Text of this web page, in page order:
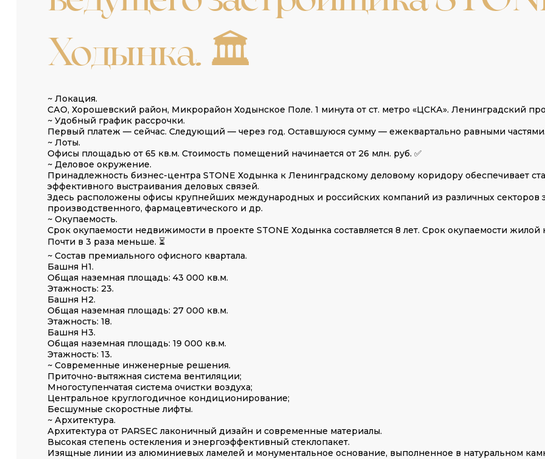
Ходынка. 🏛️
~ Локация.
САО, Хорошевский район, Микрорайон Ходынское Поле. 1 минута от ст. метро «ЦСКА». Ленинградский
~ Удобный график рассрочки.
Первый платеж — сейчас. Следующий — через год. Оставшуюся сумму — ежеквартально равными частями.
~ Лоты.
Офисы площадью от 65 кв.м. Стоимость помещений начинается от 26 млн. руб. ✅
~ Деловое окружение.
Принадлежность бизнес-центра STONE Ходынка к Ленинградскому деловому коридору обеспечивает
эффективного выстраивания деловых связей.
Здесь расположены офисы крупнейших международных и российских компаний из различных секторов
производственного, фармацевтического и др.
~ Окупаемость.
Срок окупаемости недвижимости в проекте STONE Ходынка составляется 8 лет. Срок окупаемости
Почти в 3 раза меньше. ⏳
~ Состав премиального офисного квартала.
Башня Н1.
Общая наземная площадь: 43 000 кв.м.
Этажность: 23.
Башня Н2.
Общая наземная площадь: 27 000 кв.м.
Этажность: 18.
Башня Н3.
Общая наземная площадь: 19 000 кв.м.
Этажность: 13.
~ Современные инженерные решения.
Приточно-вытяжная система вентиляции;
Многоступенчатая система очистки воздуха;
Центральное круглогодичное кондиционирование;
Бесшумные скоростные лифты.
~ Архитектура.
Архитектура от PARSEC лаконичный дизайн и современные материалы.
Высокая степень остекления и энергоэффективный стеклопакет.
Изящные линии из алюминиевых ламелей и монументальное основание, выполненное в натуральном